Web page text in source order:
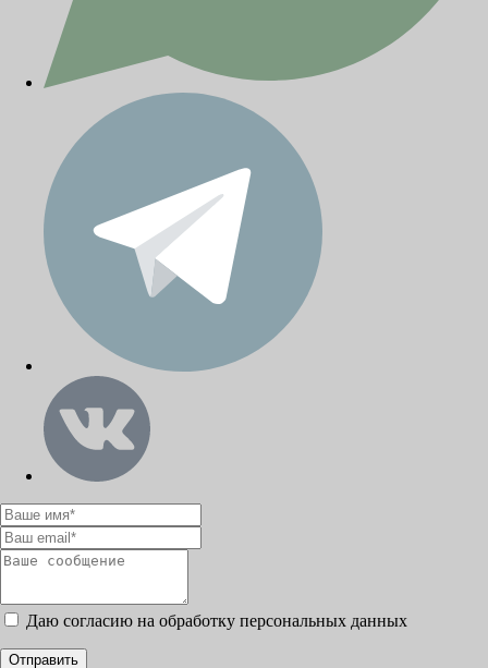
Даю согласию на обработку персональных данных
Отправить